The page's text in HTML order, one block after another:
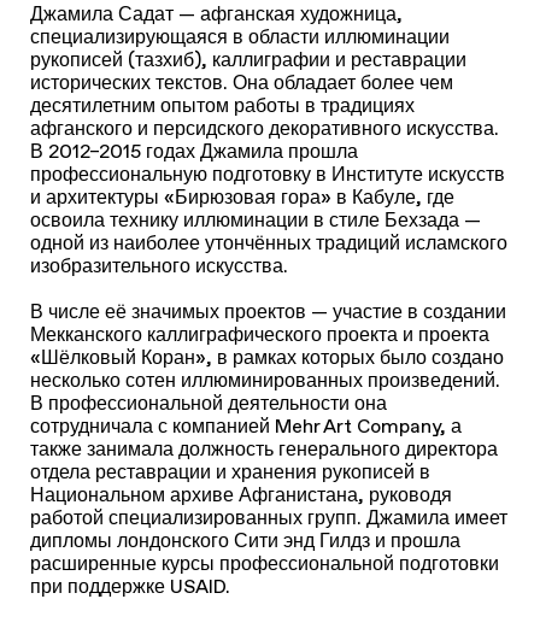
Джамила Садат — афганская художница,
специализирующаяся в области иллюминации
рукописей (тазхиб), каллиграфии и реставрации
исторических текстов. Она обладает более чем
десятилетним опытом работы в традициях
афганского и персидского декоративного искусства.
В 2012–2015 годах Джамила прошла
профессиональную подготовку в Институте искусств
и архитектуры «Бирюзовая гора» в Кабуле, где
освоила технику иллюминации в стиле Бехзада —
одной из наиболее утончённых традиций исламского
изобразительного искусства.
В числе её значимых проектов — участие в создании
Мекканского каллиграфического проекта и проекта
«Шёлковый Коран», в рамках которых было создано
несколько сотен иллюминированных произведений.
В профессиональной деятельности она
сотрудничала с компанией Mehr Art Company, а
также занимала должность генерального директора
отдела реставрации и хранения рукописей в
Национальном архиве Афганистана, руководя
работой специализированных групп. Джамила имеет
дипломы лондонского Сити энд Гилдз и прошла
расширенные курсы профессиональной подготовки
при поддержке USAID.